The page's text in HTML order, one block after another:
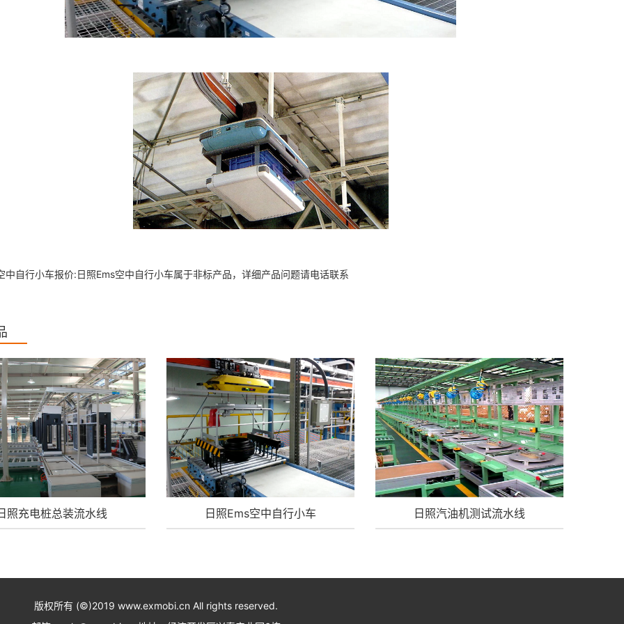
中自行小车报价:日照Ems空中自行小车属于非标产品，详细产品问题请电话联系
照充电桩总装流水线 日照Ems空中自行小车 日照汽油机测试流水线
版权所有 (©)2019 www.exmobi.cn All rights reserved.